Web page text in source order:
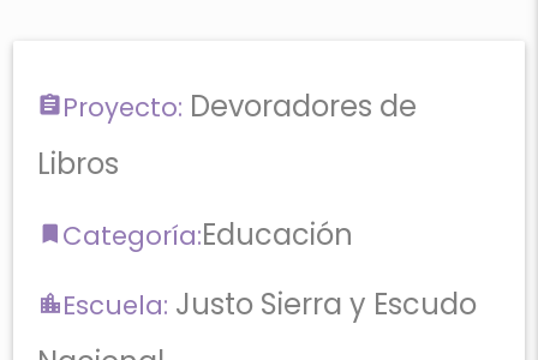
Proyecto: Devoradores de
Libros
Categoría:Educación
Escuela: Justo Sierra y Escudo